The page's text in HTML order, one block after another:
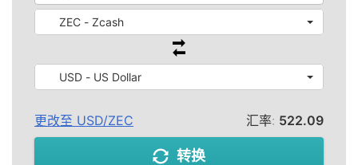
ZEC - Zcash
USD - US Dollar
更改至 USD/ZEC 汇率: 522.09
转换